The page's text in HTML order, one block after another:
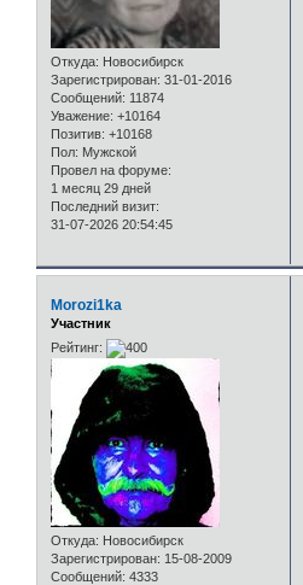
Откуда: Новосибирск
Зарегистрирован: 31-01-2016
Сообщений: 11874
Уважение: +10164
Позитив: +10168
Пол: Мужской
Провел на форуме:
1 месяц 29 дней
Последний визит:
31-07-2026 20:54:45
Morozi1ka
Участник
Рейтинг:
Откуда: Новосибирск
Зарегистрирован: 15-08-2009
Сообщений: 4333